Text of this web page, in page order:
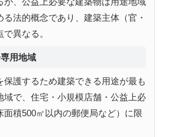
る法的概念であり、建築主体（官・
異なる。
用地域
保護するため建築できる用途が最も
域で、住宅・小規模店舗・公益上必
面積500㎡以内の郵便局など）に限